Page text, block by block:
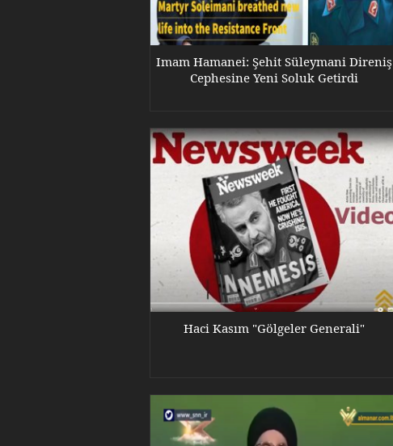
Imam Hamanei: Şehit Süleymani Direniş
Cephesine Yeni Soluk Getirdi
Haci Kasım "Gölgeler Generali"